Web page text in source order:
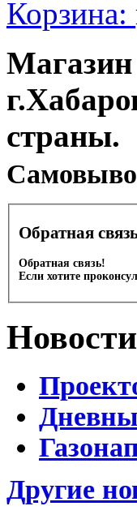
Корзина:
страны.
Обратная
Обратная связь!
Если хотите
Новости
Другие